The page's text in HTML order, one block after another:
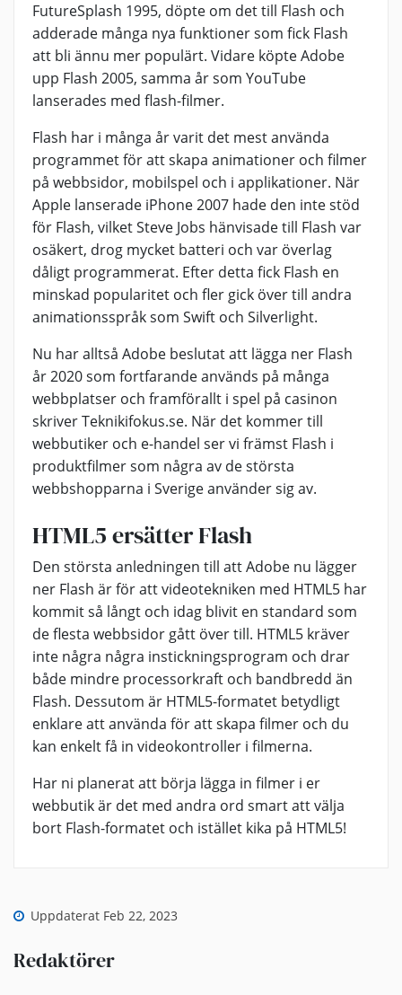
FutureSplash 1995, döpte om det till Flash och
adderade många nya funktioner som fick Flash
att bli ännu mer populärt. Vidare köpte Adobe
upp Flash 2005, samma år som YouTube
lanserades med flash-filmer.
Flash har i många år varit det mest använda
programmet för att skapa animationer och filmer
på webbsidor, mobilspel och i applikationer. När
Apple lanserade iPhone 2007 hade den inte stöd
för Flash, vilket Steve Jobs hänvisade till Flash var
osäkert, drog mycket batteri och var överlag
dåligt programmerat. Efter detta fick Flash en
minskad popularitet och fler gick över till andra
animationsspråk som Swift och Silverlight.
Nu har alltså Adobe beslutat att lägga ner Flash
år 2020 som fortfarande används på många
webbplatser och framförallt i spel på casinon
skriver Teknikifokus.se. När det kommer till
webbutiker och e-handel ser vi främst Flash i
produktfilmer som några av de största
webbshopparna i Sverige använder sig av.
HTML5 ersätter Flash
Den största anledningen till att Adobe nu lägger
ner Flash är för att videotekniken med HTML5 har
kommit så långt och idag blivit en standard som
de flesta webbsidor gått över till. HTML5 kräver
inte några några instickningsprogram och drar
både mindre processorkraft och bandbredd än
Flash. Dessutom är HTML5-formatet betydligt
enklare att använda för att skapa filmer och du
kan enkelt få in videokontroller i filmerna.
Har ni planerat att börja lägga in filmer i er
webbutik är det med andra ord smart att välja
bort Flash-formatet och istället kika på HTML5!
Uppdaterat Feb 22, 2023
Redaktörer